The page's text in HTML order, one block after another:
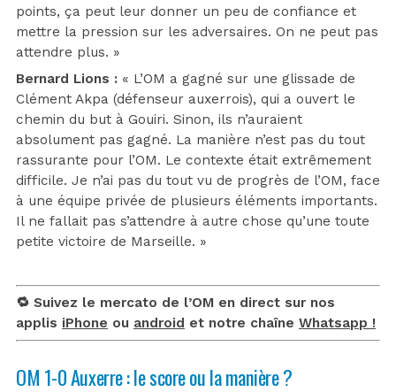
points, ça peut leur donner un peu de confiance et
mettre la pression sur les adversaires. On ne peut pas
attendre plus. »
Bernard Lions : « L’OM a gagné sur une glissade de
Clément Akpa (défenseur auxerrois), qui a ouvert le
chemin du but à Gouiri. Sinon, ils n’auraient
absolument pas gagné. La manière n’est pas du tout
rassurante pour l’OM. Le contexte était extrêmement
difficile. Je n’ai pas du tout vu de progrès de l’OM, face
à une équipe privée de plusieurs éléments importants.
Il ne fallait pas s’attendre à autre chose qu’une toute
petite victoire de Marseille. »
🔁 Suivez le mercato de l’OM en direct sur nos
applis iPhone ou android et notre chaîne Whatsapp !
OM 1-0 Auxerre : le score ou la manière ?